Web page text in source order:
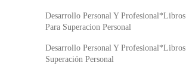
Desarrollo Personal Y Profesional*Libros
Para Superacion Personal
Desarrollo Personal Y Profesional*Libros
Superación Personal